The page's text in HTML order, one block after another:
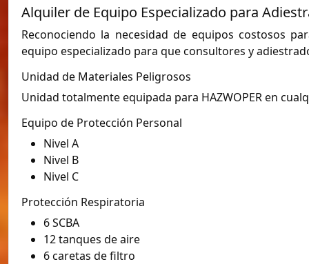
Alquiler de Equipo Especializado para
Reconociendo la necesidad de equipos costosos
equipo especializado para que consultores y
Unidad de Materiales Peligrosos
Unidad totalmente equipada para HAZWOPER en
Equipo de Protección Personal
Nivel A
Nivel B
Nivel C
Protección Respiratoria
6 SCBA
12 tanques de aire
6 caretas de filtro